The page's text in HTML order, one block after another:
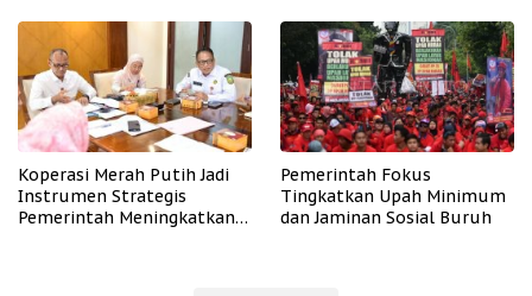
Koperasi Merah Putih Jadi
Instrumen Strategis
Pemerintah Meningkatkan
Pemerintah Fokus
Tingkatkan Upah Minimum
dan Jaminan Sosial Buruh